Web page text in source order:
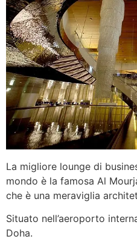
La migliore lounge di
mondo è la famosa Al
che è una meraviglia
Situato nell’aeroporto
Doha.